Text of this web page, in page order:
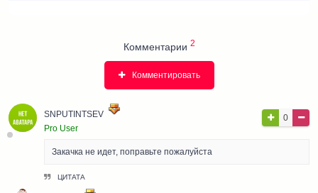
Комментарии 2
Комментировать
SNPUTINTSEV
Pro User
0
Закачка не идет, поправьте пожалуйста
ЦИТАТА